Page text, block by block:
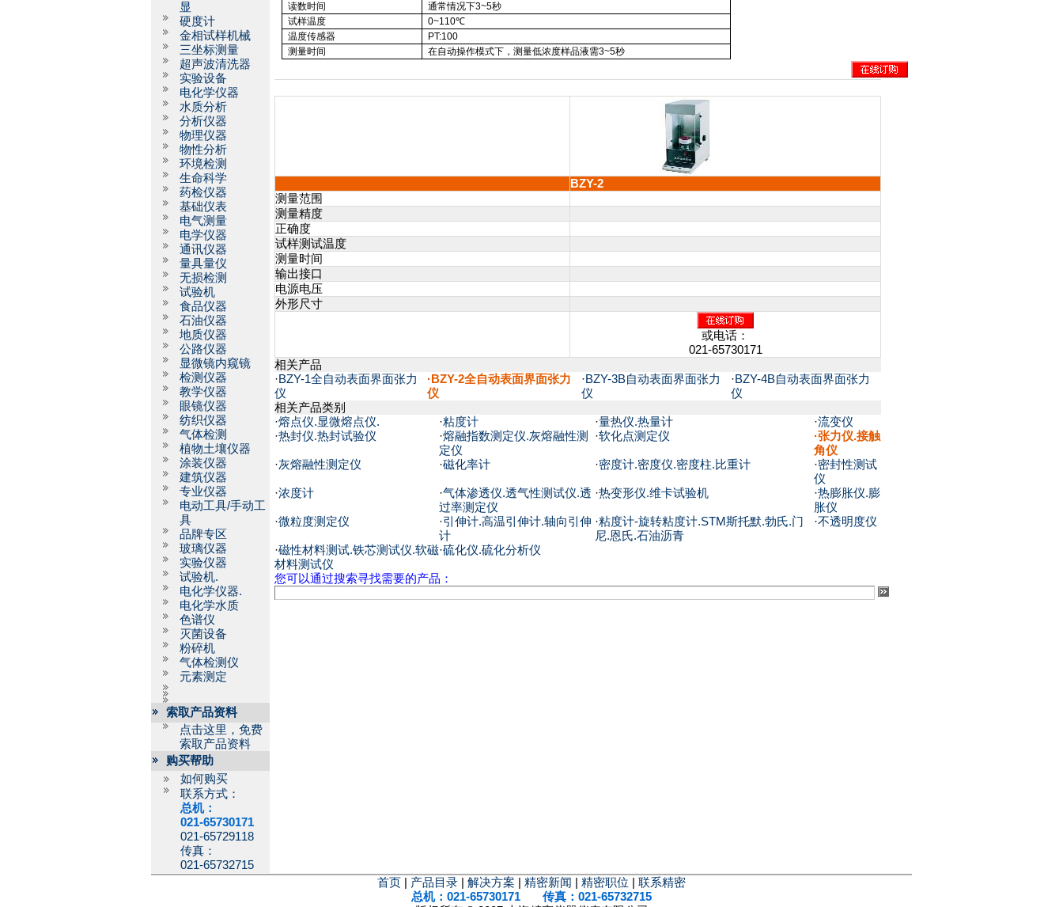
显
硬度计
金相试样机械
三坐标测量
超声波清洗器
实验设备
电化学仪器
水质分析
分析仪器
物理仪器
物性分析
环境检测
生命科学
药检仪器
基础仪表
电气测量
电学仪器
通讯仪器
量具量仪
无损检测
试验机
食品仪器
石油仪器
地质仪器
公路仪器
显微镜内窥镜
检测仪器
教学仪器
眼镜仪器
纺织仪器
气体检测
植物土壤仪器
涂装仪器
建筑仪器
专业仪器
电动工具/手动工
具
品牌专区
玻璃仪器
实验仪器
试验机.
电化学仪器.
电化学水质
色谱仪
灭菌设备
粉碎机
气体检测仪
元素测定
索取产品资料
点击这里，免费
索取产品资料
购买帮助
如何购买
联系方式：
总机：
021-65730171
021-65729118
传真：
021-65732715
读数时间
通常情况下3~5秒
试样温度
0~110℃
温度传感器
PT:100
测量时间
在自动操作模式下，测量低浓度样品液需3~5秒
BZY-2
测量范围
测量精度
正确度
试样测试温度
测量时间
输出接口
电源电压
外形尺寸
或电话：
021-65730171
相关产品
·BZY-1全自动表面界面张力
仪
·BZY-2全自动表面界面张力
仪
·BZY-3B自动表面界面张力
仪
·BZY-4B自动表面界面张力
仪
相关产品类别
·熔点仪.显微熔点仪. ·粘度计 ·量热仪.热量计 ·流变仪
·热封仪.热封试验仪 ·熔融指数测定仪.灰熔融性测
定仪
·软化点测定仪 ·张力仪.接触
角仪
·灰熔融性测定仪 ·磁化率计 ·密度计.密度仪.密度柱.比重计 ·密封性测试
仪
·浓度计 ·气体渗透仪.透气性测试仪.透
过率测定仪
·热变形仪.维卡试验机 ·热膨胀仪.膨
胀仪
·微粒度测定仪 ·引伸计.高温引伸计.轴向引伸
计
·粘度计-旋转粘度计.STM斯托默.勃氏.门
尼.恩氏.石油沥青
·不透明度仪
·磁性材料测试.铁芯测试仪.软磁
材料测试仪
·硫化仪.硫化分析仪
您可以通过搜索寻找需要的产品：
首页 产品目录 解决方案 精密新闻 精密职位
联系精密
总机：021-65730171 传真：021-65732715